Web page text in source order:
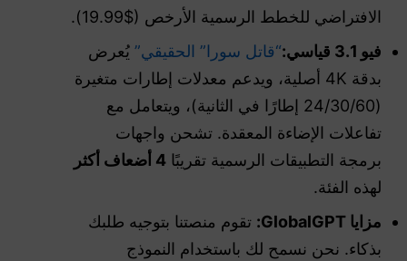
الافتراضي للخطط الرسمية الأرخص ($19.99).
فيو 3.1 قياسي:
“قاتل سورا” الحقيقي”يُعرض
بدقة 4K أصلية، ويدعم معدلات إطارات متغيرة
(24/30/60 إطارًا في الثانية)، ويتعامل مع
تفاعلات الإضاءة المعقدة. تشحن واجهات
برمجة التطبيقات الرسمية تقريبًا4 أضعاف أكثر
لهذه الفئة.
مزايا GlobalGPT:
تقوم منصتنا بتوجيه طلبك
بذكاء. نحن نسمح لك باستخدام النموذج